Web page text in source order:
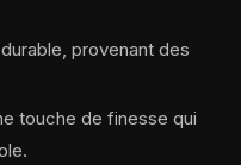
provenant des
touche de finesse qui